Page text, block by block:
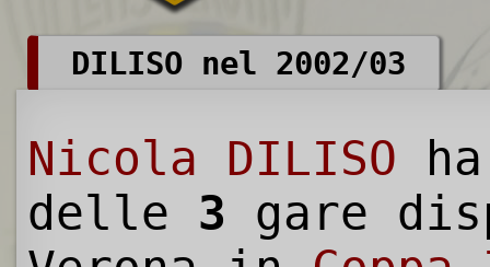
DILISO nel 2002/03
Nicola DILISO
delle 3 gare